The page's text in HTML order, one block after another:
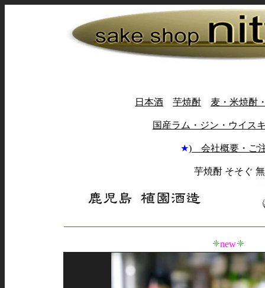
日本酒 芋焼酎 麦・米焼酎
国産ラム・ジン・ウイス
★) 会社概要・ご
芋焼酎 そそぐ
new